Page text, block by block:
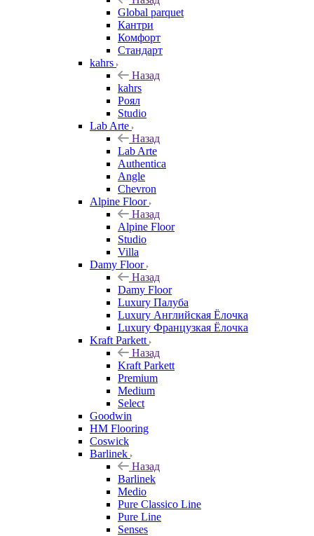
Global parquet
Кантри
Комфорт
Стандарт
kahrs
Назад
kahrs
Роял
Studio
Lab Arte
Назад
Lab Arte
Authentica
Angle
Chevron
Alpine Floor
Назад
Alpine Floor
Studio
Villa
Damy Floor
Назад
Damy Floor
Luxury Палуба
Luxury Английская Ёлочка
Luxury Французкая Ёлочка
Kraft Parkett
Назад
Kraft Parkett
Premium
Medium
Select
Goodwin
HM Flooring
Coswick
Barlinek
Назад
Barlinek
Medio
Pure Classico Line
Pure Line
Senses